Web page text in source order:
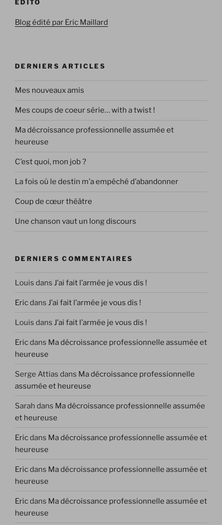
EDITO
Blog édité par Eric Maillard
DERNIERS ARTICLES
Mes nouveaux amis
Mes coups de coeur série… with a twist !
Ma décroissance professionnelle assumée et
heureuse
C’est quoi, mon job ?
La fois où le destin m’a empêché d’abandonner
Coup de cœur théâtre
Une chanson vaut un long discours
DERNIERS COMMENTAIRES
Louis dans J’ai fait l’armée je vous dis !
Ericdans J’ai fait l’armée je vous dis !
Louis dans J’ai fait l’armée je vous dis !
Ericdans Ma décroissance professionnelle assumée et
heureuse
Serge Attias dans Ma décroissance professionnelle
assumée et heureuse
Sarah dans Ma décroissance professionnelle assumée
et heureuse
Ericdans Ma décroissance professionnelle assumée et
heureuse
Ericdans Ma décroissance professionnelle assumée et
heureuse
Ericdans Ma décroissance professionnelle assumée et
heureuse